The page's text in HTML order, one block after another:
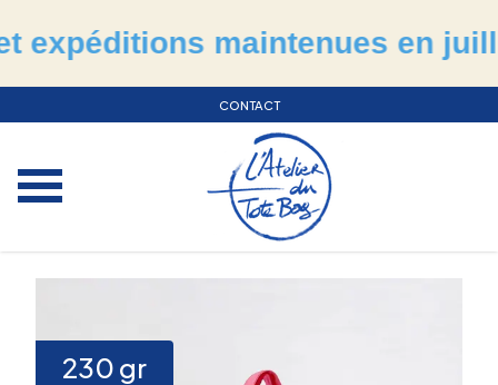
maintenues en juillet &
CONTACT
230 gr